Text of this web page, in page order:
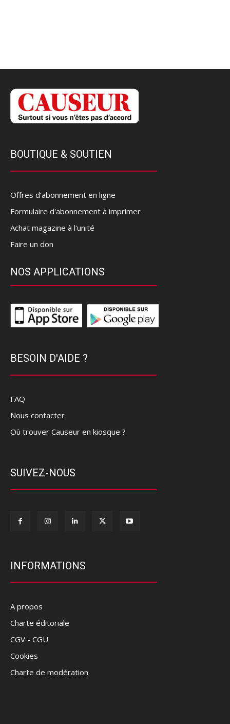
BOUTIQUE & SOUTIEN
Offres d’abonnement en ligne
Formulaire d'abonnement à imprimer
Achat magazine à l'unité
Faire un don
NOS APPLICATIONS
BESOIN D'AIDE ?
FAQ
Nous contacter
Où trouver Causeur en kiosque ?
SUIVEZ-NOUS
INFORMATIONS
A propos
Charte éditoriale
CGV - CGU
Cookies
Charte de modération